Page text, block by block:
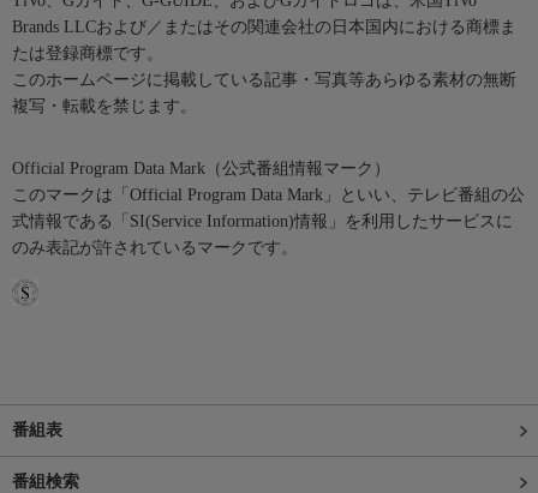
Brands LLCおよび／またはその関連会社の日本国内における商標ま
たは登録商標です。
このホームページに掲載している記事・写真等あらゆる素材の無断
複写・転載を禁じます。
Official Program Data Mark（公式番組情報マーク）
このマークは「Official Program Data Mark」といい、テレビ番組の公
式情報である「SI(Service Information)情報」を利用したサービスに
のみ表記が許されているマークです。
番組表
番組検索